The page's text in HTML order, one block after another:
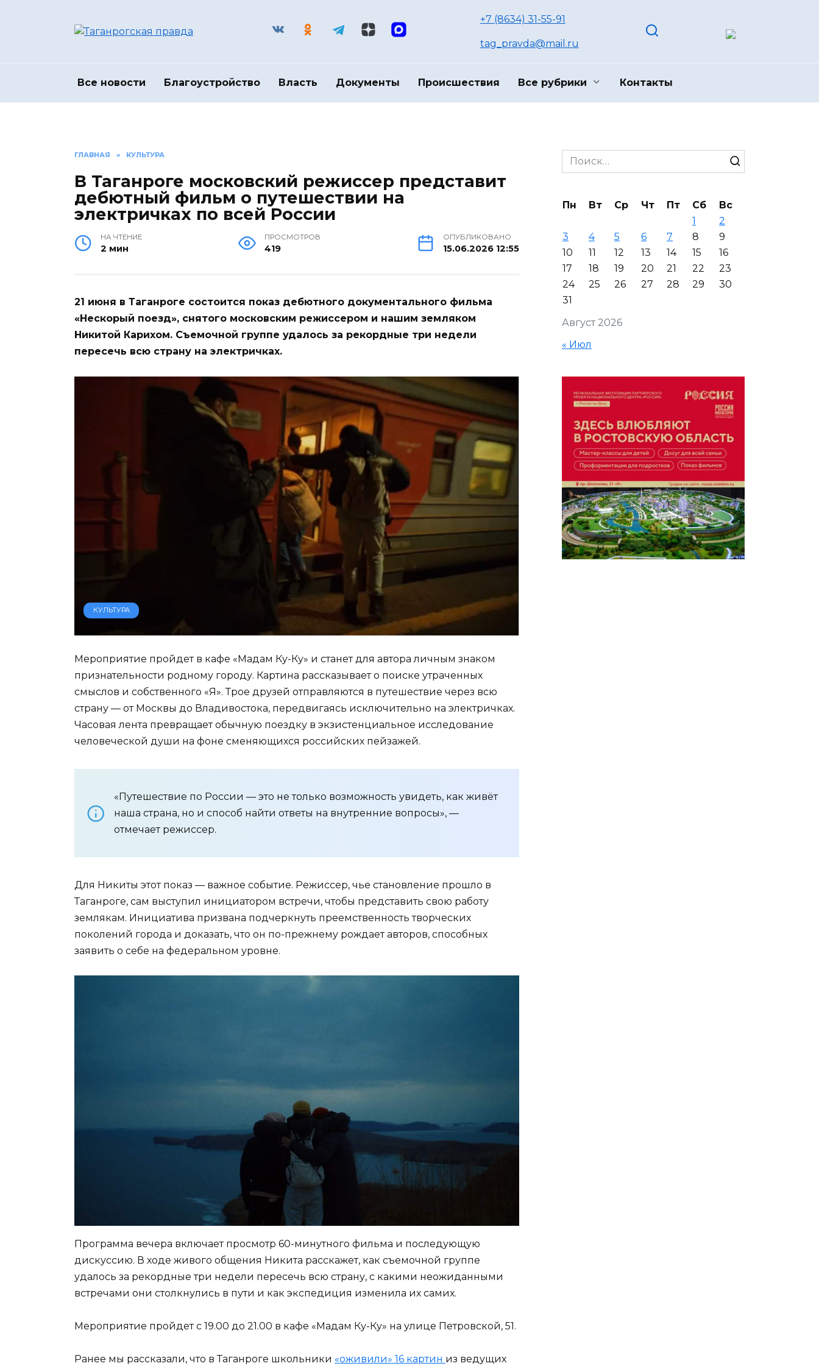
+7 (8634) 31-55-91
tag_pravda@mail.ru
Все новости Благоустройство Власть Документы Происшествия Все рубрики Контакты
ГЛАВНАЯ » КУЛЬТУРА
В Таганроге московский режиссер представит
дебютный фильм о путешествии на
электричках по всей России
НА ЧТЕНИЕ
2 мин
ПРОСМОТРОВ
419
ОПУБЛИКОВАНО
15.06.2026 12:55
21 июня в Таганроге состоится показ дебютного документального фильма
«Нескорый поезд», снятого московским режиссером и нашим земляком
Никитой Карихом. Съемочной группе удалось за рекордные три недели
пересечь всю страну на электричках.
КУЛЬТУРА
Мероприятие пройдет в кафе «Мадам Ку-Ку» и станет для автора личным знаком
признательности родному городу. Картина рассказывает о поиске утраченных
смыслов и собственного «Я». Трое друзей отправляются в путешествие через всю
страну — от Москвы до Владивостока, передвигаясь исключительно на электричках.
Часовая лента превращает обычную поездку в экзистенциальное исследование
человеческой души на фоне сменяющихся российских пейзажей.
«Путешествие по России — это не только возможность увидеть, как живёт
наша страна, но и способ найти ответы на внутренние вопросы», —
отмечает режиссер.
Для Никиты этот показ — важное событие. Режиссер, чье становление прошло в
Таганроге, сам выступил инициатором встречи, чтобы представить свою работу
землякам. Инициатива призвана подчеркнуть преемственность творческих
поколений города и доказать, что он по-прежнему рождает авторов, способных
заявить о себе на федеральном уровне.
Программа вечера включает просмотр 60-минутного фильма и последующую
дискуссию. В ходе живого общения Никита расскажет, как съемочной группе
удалось за рекордные три недели пересечь всю страну, с какими неожиданными
встречами они столкнулись в пути и как экспедиция изменила их самих.
Мероприятие пройдет с 19.00 до 21.00 в кафе «Мадам Ку-Ку» на улице Петровской, 51.
Ранее мы рассказали, что в Таганроге школьники «оживили» 16 картин из ведущих
Search
for:
Август 2026
Пн Вт Ср Чт Пт Сб
Вс
1
2
3
4 5 6 7 8
9
10
11 12 13 14 15
16
17
18 19 20 21 22
23
24
25 26 27 28 29
30
31
« Июл